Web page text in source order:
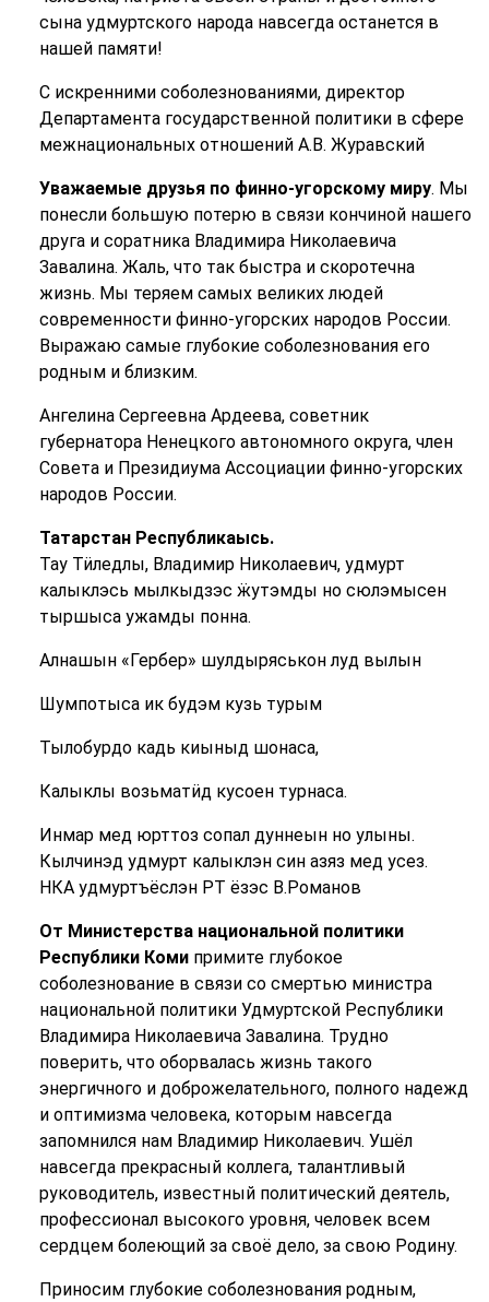
сына удмуртского народа навсегда останется в
нашей памяти!
С искренними соболезнованиями, директор
Департамента государственной политики в сфере
межнациональных отношений А.В. Журавский
Уважаемые друзья по финно-угорскому миру. Мы
понесли большую потерю в связи кончиной нашего
друга и соратника Владимира Николаевича
Завалина. Жаль, что так быстра и скоротечна
жизнь. Мы теряем самых великих людей
современности финно-угорских народов России.
Выражаю самые глубокие соболезнования его
родным и близким.
Ангелина Сергеевна Ардеева, советник
губернатора Ненецкого автономного округа, член
Совета и Президиума Ассоциации финно-угорских
народов России.
Татарстан Республикаысь.
Тау Тӥледлы, Владимир Николаевич, удмурт
калыклэсь мылкыдзэс ӝутэмды но сюлэмысен
тыршыса ужамды понна.
Алнашын «Гербер» шулдыряськон луд вылын
Шумпотыса ик будэм кузь турым
Тылобурдо кадь киыныд шонаса,
Калыклы возьматӥд кусоен турнаса.
Инмар мед юрттоз сопал дуннеын но улыны.
Кылчинэд удмурт калыклэн син азяз мед усез.
НКА удмуртъёслэн РТ ёзэс В.Романов
От Министерства национальной политики
Республики Комипримите глубокое
соболезнование в связи со смертью министра
национальной политики Удмуртской Республики
Владимира Николаевича Завалина. Трудно
поверить, что оборвалась жизнь такого
энергичного и доброжелательного, полного надежд
и оптимизма человека, которым навсегда
запомнился нам Владимир Николаевич. Ушёл
навсегда прекрасный коллега, талантливый
руководитель, известный политический деятель,
профессионал высокого уровня, человек всем
сердцем болеющий за своё дело, за свою Родину.
Приносим глубокие соболезнования родным,